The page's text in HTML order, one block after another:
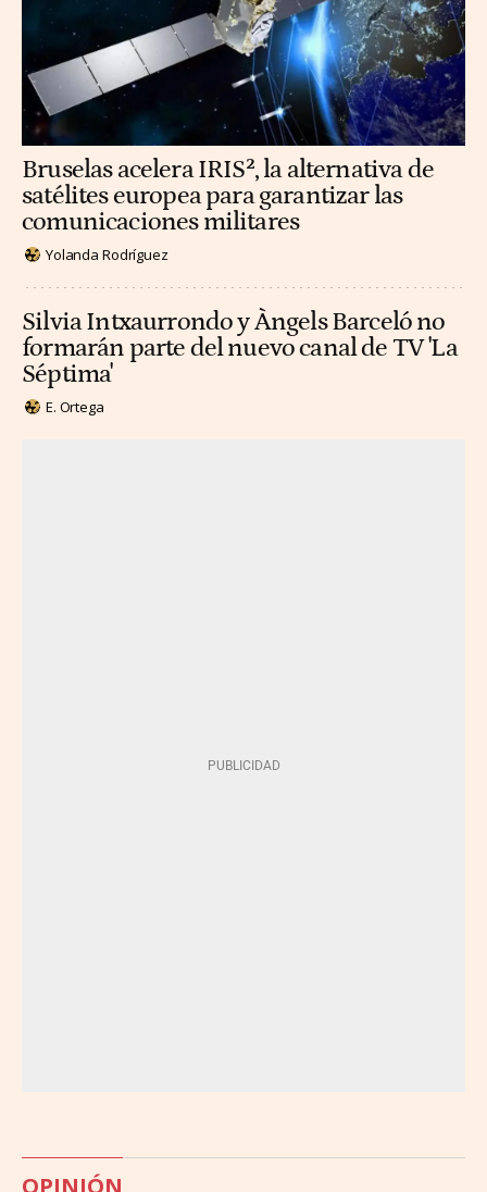
Bruselas acelera IRIS², la alternativa de
satélites europea para garantizar las
comunicaciones militares
Yolanda Rodríguez
Silvia Intxaurrondo y Àngels Barceló no
formarán parte del nuevo canal de TV 'La
Séptima'
E. Ortega